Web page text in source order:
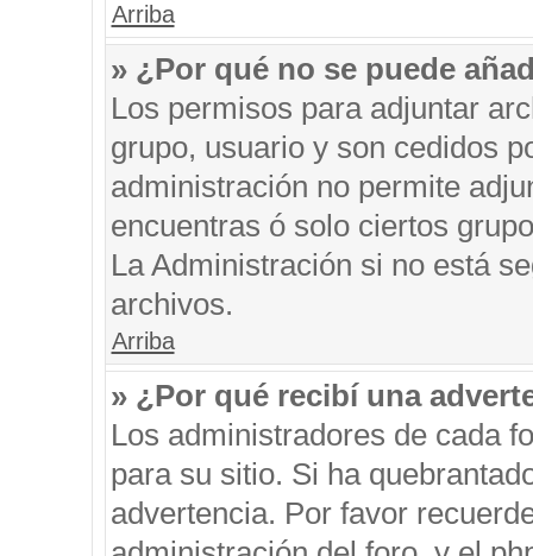
Arriba
» ¿Por qué no se puede
Los permisos para adjuntar
grupo, usuario y son cedidos
administración no permite
encuentras ó solo ciertos
La Administración si no está
archivos.
Arriba
» ¿Por qué recibí una
Los administradores de cada
para su sitio. Si ha
advertencia. Por favor